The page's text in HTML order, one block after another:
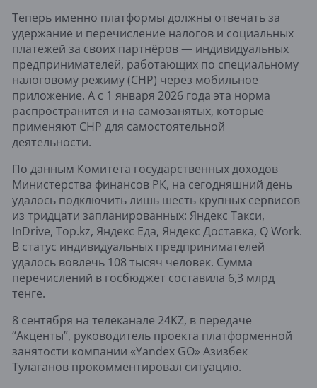
Теперь именно платформы должны отвечать за
удержание и перечисление налогов и социальных
платежей за своих партнёров — индивидуальных
предпринимателей, работающих по специальному
налоговому режиму (СНР) через мобильное
приложение. А с 1 января 2026 года эта норма
распространится и на самозанятых, которые
применяют СНР для самостоятельной
деятельности.
По данным Комитета государственных доходов
Министерства финансов РК, на сегодняшний день
удалось подключить лишь шесть крупных сервисов
из тридцати запланированных: Яндекс Такси,
InDrive, Top.kz, Яндекс Еда, Яндекс Доставка, Q Work.
В статус индивидуальных предпринимателей
удалось вовлечь 108 тысяч человек. Сумма
перечислений в госбюджет составила 6,3 млрд
тенге.
8 сентября на телеканале 24KZ, в передаче
“Акценты”, руководитель проекта платформенной
занятости компании «Yandex GO» Азизбек
Тулаганов прокомментировал ситуацию.